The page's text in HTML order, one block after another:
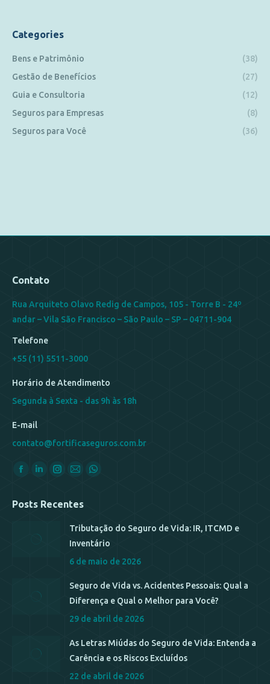
Categories
Bens e Patrimônio
(38)
Gestão de Benefícios
(27)
Guia e Consultoria
(12)
Seguros para Empresas
(8)
Seguros para Você
(36)
Contato
Rua Arquiteto Olavo Redig de Campos, 105 - Torre B - 24º
andar – Vila São Francisco – São Paulo – SP – 04711-904
Telefone
+55 (11) 5511-3000
Horário de Atendimento
Segunda à Sexta - das 9h às 18h
E-mail
contato@fortificaseguros.com.br
Encontre-nos em:
Posts Recentes
Tributação do Seguro de Vida: IR, ITCMD e
Inventário
6 de maio de 2026
Seguro de Vida vs. Acidentes Pessoais: Qual a
Diferença e Qual o Melhor para Você?
29 de abril de 2026
As Letras Miúdas do Seguro de Vida: Entenda a
Carência e os Riscos Excluídos
22 de abril de 2026